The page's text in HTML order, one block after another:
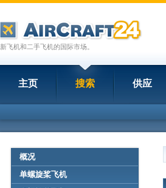
新飞机和二手飞机的国际市场。
主页 搜索 供应
概况
单螺旋桨飞机